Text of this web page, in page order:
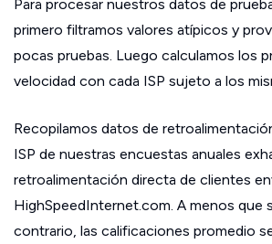
Para procesar nuestros datos de
primero filtramos valores atípicos y
pocas pruebas. Luego calculamos los
velocidad con cada ISP sujeto a los
Recopilamos datos de
ISP de nuestras encuestas anuales
retroalimentación directa de clientes
HighSpeedInternet.com. A menos que
contrario, las calificaciones promedio